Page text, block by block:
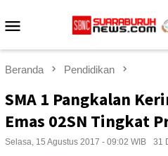
ke
Beranda Pendidikan
SMA 1 Pangkalan
Emas 02SN Tingkat
Selasa, 15 Agustus 2017 - 09:02 WIB 31